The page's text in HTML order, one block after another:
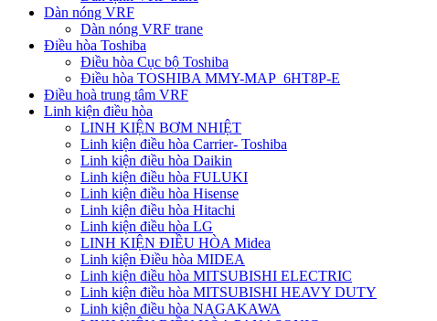
Dàn nóng VRF
Dàn nóng VRF trane
Điều hòa Toshiba
Điều hòa Cục bộ Toshiba
Điều hòa TOSHIBA MMY-MAP_6HT8P-E
Điều hoà trung tâm VRF
Linh kiện điều hòa
LINH KIỆN BƠM NHIỆT
Linh kiện điều hòa Carrier- Toshiba
Linh kiện điều hòa Daikin
Linh kiện điều hòa FULUKI
Linh kiện điều hòa Hisense
Linh kiện điều hòa Hitachi
Linh kiện điều hòa LG
LINH KIỆN ĐIỀU HÒA Midea
Linh kiện Điều hòa MIDEA
Linh kiện điều hòa MITSUBISHI ELECTRIC
Linh kiện điều hòa MITSUBISHI HEAVY DUTY
Linh kiện điều hòa NAGAKAWA